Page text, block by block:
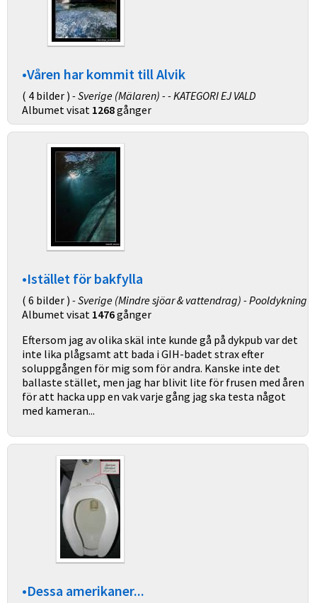
•Våren har kommit till Alvik
( 4 bilder ) - Sverige (Mälaren) - - KATEGORI EJ VALD
Albumet visat 1268gånger
•Istället för bakfylla
( 6 bilder ) - Sverige (Mindre sjöar & vattendrag) - Pooldykning
Albumet visat 1476gånger
Eftersom jag av olika skäl inte kunde gå på dykpub var det
inte lika plågsamt att bada i GIH-badet strax efter
soluppgången för mig som för andra. Kanske inte det
ballaste stället, men jag har blivit lite för frusen med åren
för att hacka upp en vak varje gång jag ska testa något
med kameran...
•Dessa amerikaner...